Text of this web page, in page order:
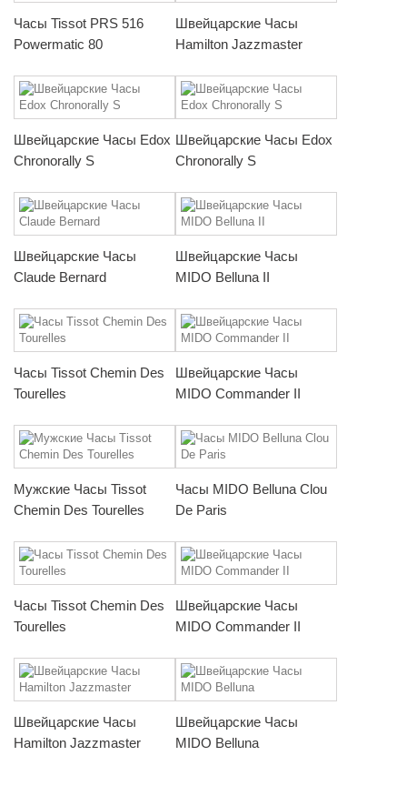
Часы Tissot PRS 516
Powermatic 80
Швейцарские Часы
Hamilton Jazzmaster
Швейцарские Часы Edox
Chronorally S
Швейцарские Часы Edox
Chronorally S
Швейцарские Часы
Claude Bernard
Швейцарские Часы
MIDO Belluna II
Часы Tissot Chemin Des
Tourelles
Швейцарские Часы
MIDO Commander II
Мужские Часы Tissot
Chemin Des Tourelles
Часы MIDO Belluna Clou
De Paris
Часы Tissot Chemin Des
Tourelles
Швейцарские Часы
MIDO Commander II
Швейцарские Часы
Hamilton Jazzmaster
Швейцарские Часы
MIDO Belluna